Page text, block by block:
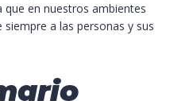
que en nuestros ambientes
a las personas y sus